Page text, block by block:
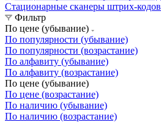
Стационарные сканеры штрих-кодов
Фильтр
По цене (убывание)
По популярности (убывание)
По популярности (возрастание)
По алфавиту (убывание)
По алфавиту (возрастание)
По цене (убывание)
По цене (возрастание)
По наличию (убывание)
По наличию (возрастание)